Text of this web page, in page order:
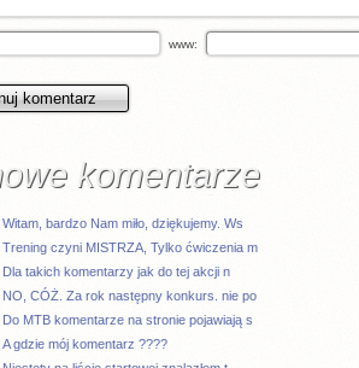
www:
komentarze
Witam, bardzo Nam miło, dziękujemy. Ws
Trening czyni MISTRZA, Tylko ćwiczenia m
Dla takich komentarzy jak do tej akcji n
NO, CÓŻ. Za rok następny konkurs. nie po
Do MTB komentarze na stronie pojawiają s
A gdzie mój komentarz ????